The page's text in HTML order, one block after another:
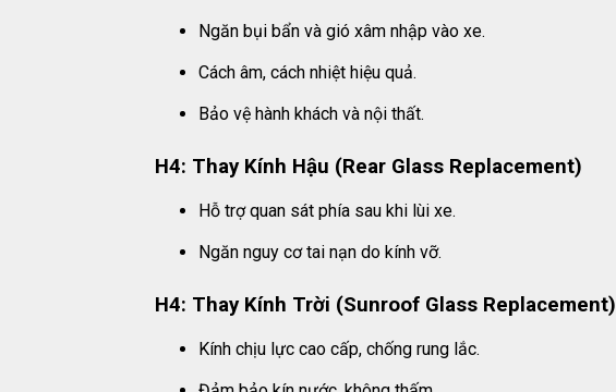
Ngăn bụi bẩn và gió xâm nhập vào xe.
Cách âm, cách nhiệt hiệu quả.
Bảo vệ hành khách và nội thất.
H4: Thay Kính Hậu (Rear Glass Replacement)
Hỗ trợ quan sát phía sau khi lùi xe.
Ngăn nguy cơ tai nạn do kính vỡ.
H4: Thay Kính Trời (Sunroof Glass Replacement)
Kính chịu lực cao cấp, chống rung lắc.